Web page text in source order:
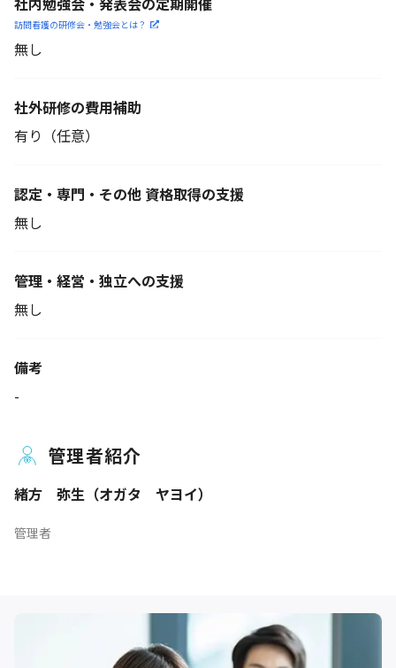
訪問看護の研修会・勉強会とは？
無し
社外研修の費用補助
有り（任意）
認定・専門・その他 資格取得の支援
無し
管理・経営・独立への支援
無し
備考
-
管理者紹介
緒方 弥生（オガタ ヤヨイ）
管理者